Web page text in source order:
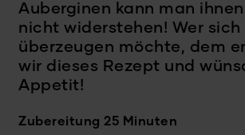
Auberginen kann man
nicht widerstehen! Wer sich
überzeugen möchte, dem
wir dieses Rezept und
Appetit!
Zubereitung 25 Minuten